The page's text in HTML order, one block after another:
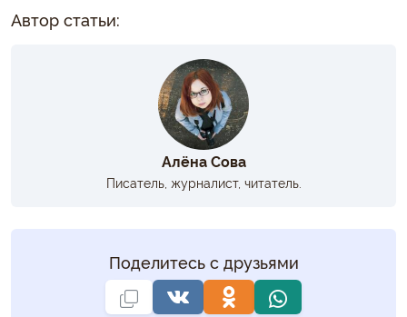
Автор статьи:
Алёна Сова
Писатель, журналист, читатель.
Поделитесь с друзьями